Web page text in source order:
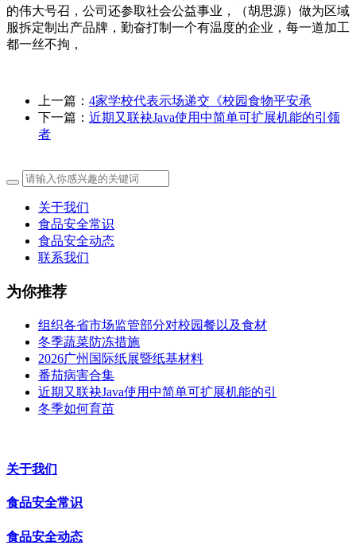
的伟大号召，公司还参取社会公益事业，（胡思源）做为区域
服拆定制出产品牌，勤奋打制一个有温度的企业，每一道加工
都一丝不拘，
上一篇： 4家学校代表示场递交《校园食物平安承
下一篇： 近期又联袂Java使用中简单可扩展机能的引领
者
关于我们
食品安全常识
食品安全动态
联系我们
为你推荐
组织各省市场监管部分对校园餐以及食材
冬季蔬菜防冻措施
2026广州国际纸展暨纸基材料
番茄病害合集
近期又联袂Java使用中简单可扩展机能的引
冬季如何育苗
关于我们
食品安全常识
食品安全动态